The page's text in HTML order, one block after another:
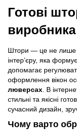
Готові
Штори — це не лише
інтер’єру, яка
допомагає
оформлення вікон
люверсах . В
стильні та якісні
сучасний дизайн,
Чому варто